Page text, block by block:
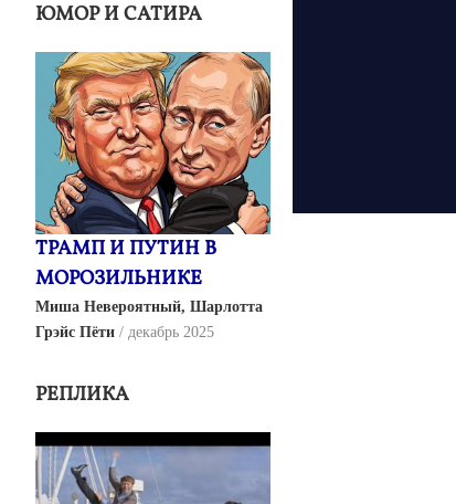
ЮМОР И САТИРА
ТРАМП И ПУТИН В
МОРОЗИЛЬНИКЕ
Миша Невероятный, Шарлотта
Грэйс Пёти
декабрь 2025
РЕПЛИКА